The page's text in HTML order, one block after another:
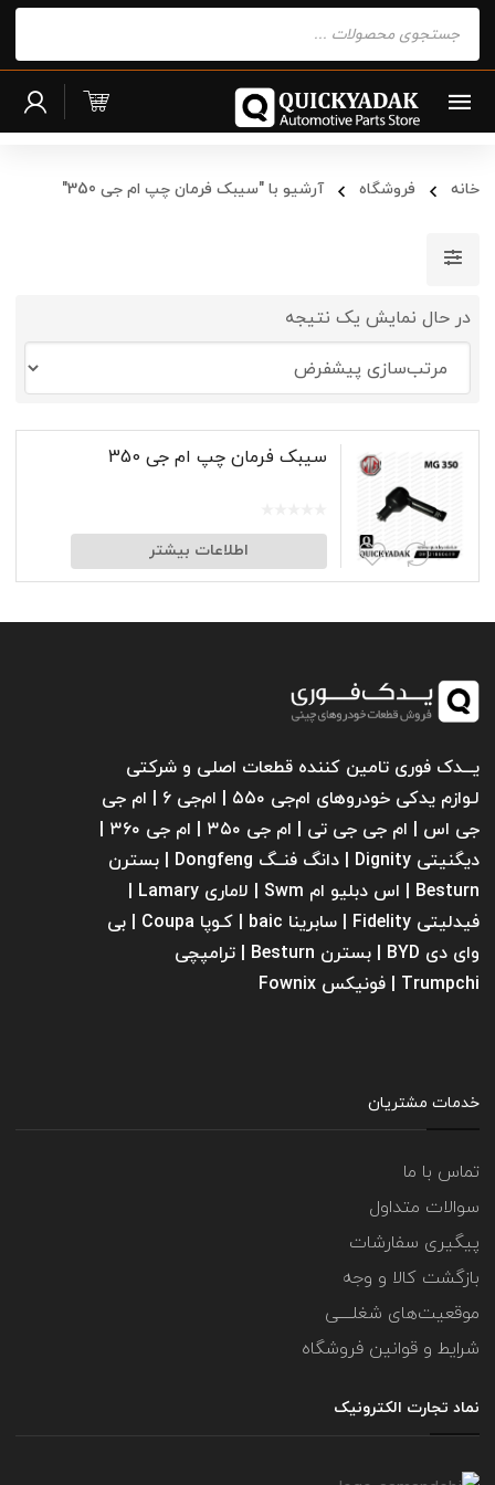
search
خانه فروشگاه آرشیو با "سیبک فرمان چپ ام جی 350"
در حال نمایش یک نتیجه
سیبک فرمان چپ ام جی 350
اطلاعات بیشتر
یـــدک فوری تامین کننده قطعات اصلی و شرکتی
لـوازم یدکی خودروهای ام‌جی ۵۵۰ | ام‌جی ۶ | ام جی
دیگنیتی Dignity | دانگ فنــگ Dongfeng | بسترن
فیدلیتی Fidelity | سابرینا ‌baic | کـوپا Coupa | بی
وای دی BYD | بسترن Besturn | ترامپچی
Trumpchi | فونیکس Fownix
خدمات مشتریان
تماس با ما
سوالات متداول
پیگیری سفارشات
بازگشت کالا و وجه
موقعیت‌های شغلــــی
شرایط و قوانین فروشگاه
نماد تجارت الکترونیک